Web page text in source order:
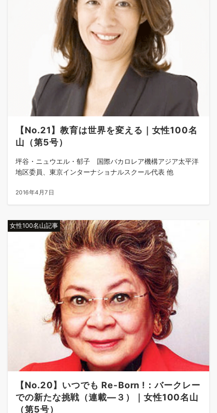
【No.21】教育は世界を変える｜女性100名
山（第5号）
坪谷・ニュウエル・郁子 国際バカロレア機構アジア太平洋
地区委員、東京インターナショナルスクール代表 他
2016年4月7日
女性100名山記事
【No.20】いつでも Re-Born !：バークレー
での新たな挑戦（連載―３）｜女性100名山
（第5号）